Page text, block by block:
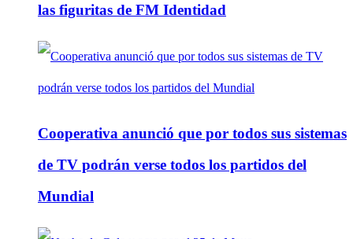
las figuritas de FM Identidad
Cooperativa anunció que por todos sus sistemas
de TV podrán verse todos los partidos del
Mundial